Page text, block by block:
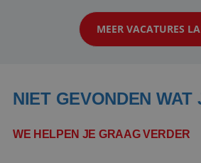
op zoek naar een enthousiaste,
MEER VACATURES
NIET GEVONDEN WAT
WE HELPEN JE GRAAG VERDER